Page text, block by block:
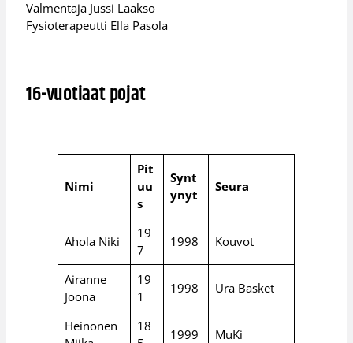
Valmentaja Jussi Laakso
Fysioterapeutti Ella Pasola
16-vuotiaat pojat
Nimi
Pit
uu
s
Synt
ynyt
Seura
Ahola Niki
19
7
1998 Kouvot
Airanne
Joona
19
1
1998 Ura Basket
Heinonen
18
1999 MuKi